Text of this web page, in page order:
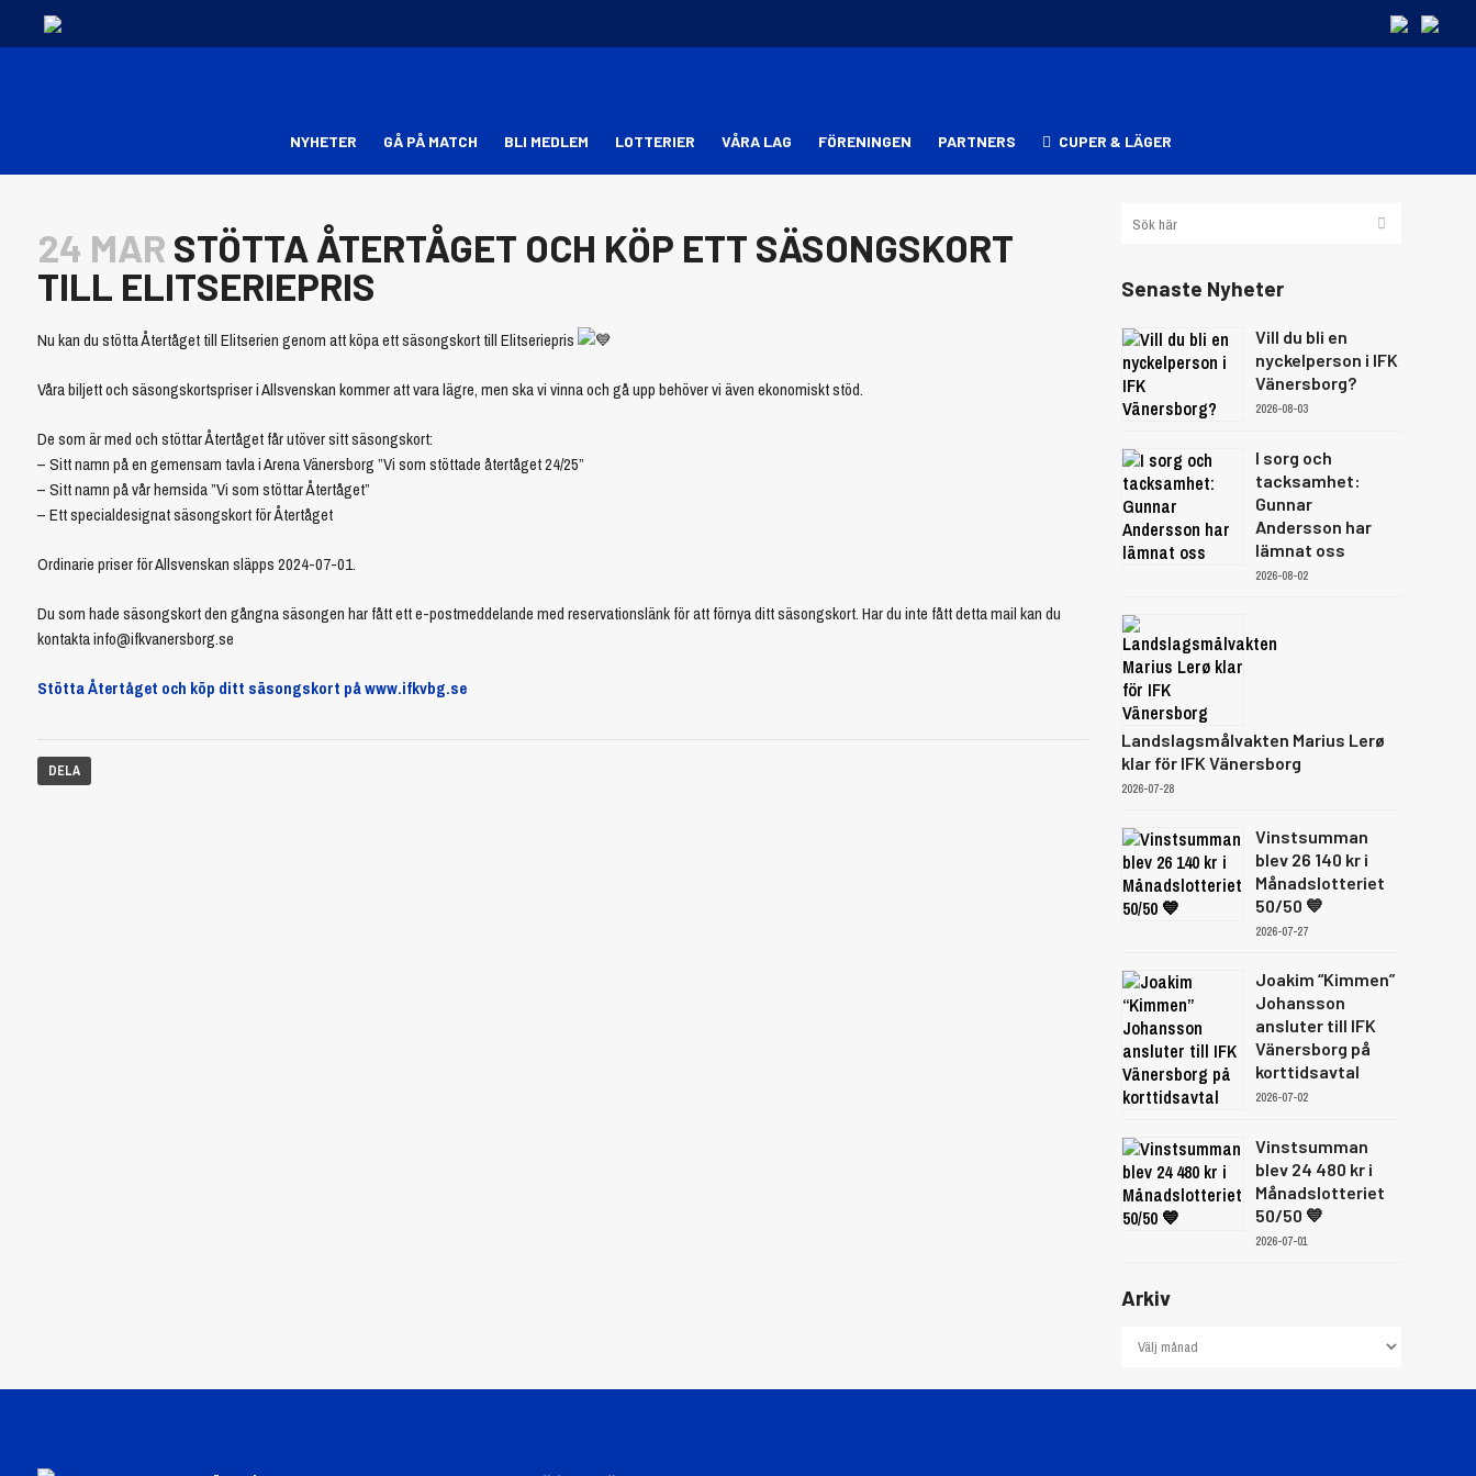
NYHETER GÅ PÅ MATCH BLI MEDLEM LOTTERIER VÅRA LAG FÖRENINGEN PARTNERS CUPER & LÄGER
24 MAR STÖTTA ÅTERTÅGET OCH KÖP ETT SÄSONGSKORT
TILL ELITSERIEPRIS
Nu kan du stötta Återtåget till Elitserien genom att köpa ett säsongskort till Elitseriepris
Våra biljett och säsongskortspriser i Allsvenskan kommer att vara lägre, men ska vi vinna och gå upp behöver vi även ekonomiskt stöd.
De som är med och stöttar Återtåget får utöver sitt säsongskort:
– Sitt namn på en gemensam tavla i Arena Vänersborg ”Vi som stöttade återtåget 24/25”
– Sitt namn på vår hemsida ”Vi som stöttar Återtåget”
– Ett specialdesignat säsongskort för Återtåget
Ordinarie priser för Allsvenskan släpps 2024-07-01.
Du som hade säsongskort den gångna säsongen har fått ett e-postmeddelande med reservationslänk för att förnya ditt säsongskort. Har du inte fått detta mail kan du
kontakta info@ifkvanersborg.se
Stötta Återtåget och köp ditt säsongskort på www.ifkvbg.se
DELA
Senaste Nyheter
Vill du bli en
nyckelperson i IFK
Vänersborg?
2026-08-03
I sorg och
tacksamhet:
Gunnar
Andersson har
lämnat oss
2026-08-02
Landslagsmålvakten Marius Lerø
klar för IFK Vänersborg
2026-07-28
Vinstsumman
blev 26 140 kr i
Månadslotteriet
50/50 💙
2026-07-27
Joakim “Kimmen”
Johansson
ansluter till IFK
Vänersborg på
korttidsavtal
2026-07-02
Vinstsumman
blev 24 480 kr i
Månadslotteriet
50/50 💙
2026-07-01
Arkiv